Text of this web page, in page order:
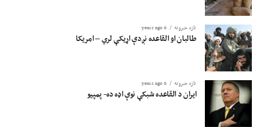
تازه خبرونه 6 years ago
طالبان او القاعده نږدې اړیکې لري – امریکا
تازه خبرونه 6 years ago
ایران د القاعده شبکې نوې اډه ده- پمپیو